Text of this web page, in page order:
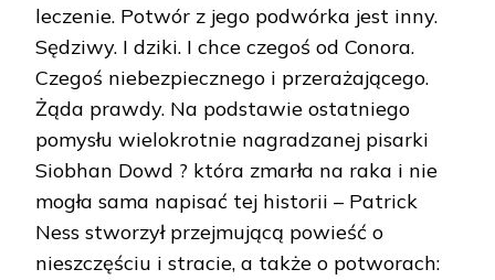
leczenie. Potwór z jego podwórka jest inny.
Sędziwy. I dziki. I chce czegoś od Conora.
Czegoś niebezpiecznego i przerażającego.
Żąda prawdy. Na podstawie ostatniego
pomysłu wielokrotnie nagradzanej pisarki
Siobhan Dowd ? która zmarła na raka i nie
mogła sama napisać tej historii – Patrick
Ness stworzył przejmującą powieść o
nieszczęściu i stracie, a także o potworach: